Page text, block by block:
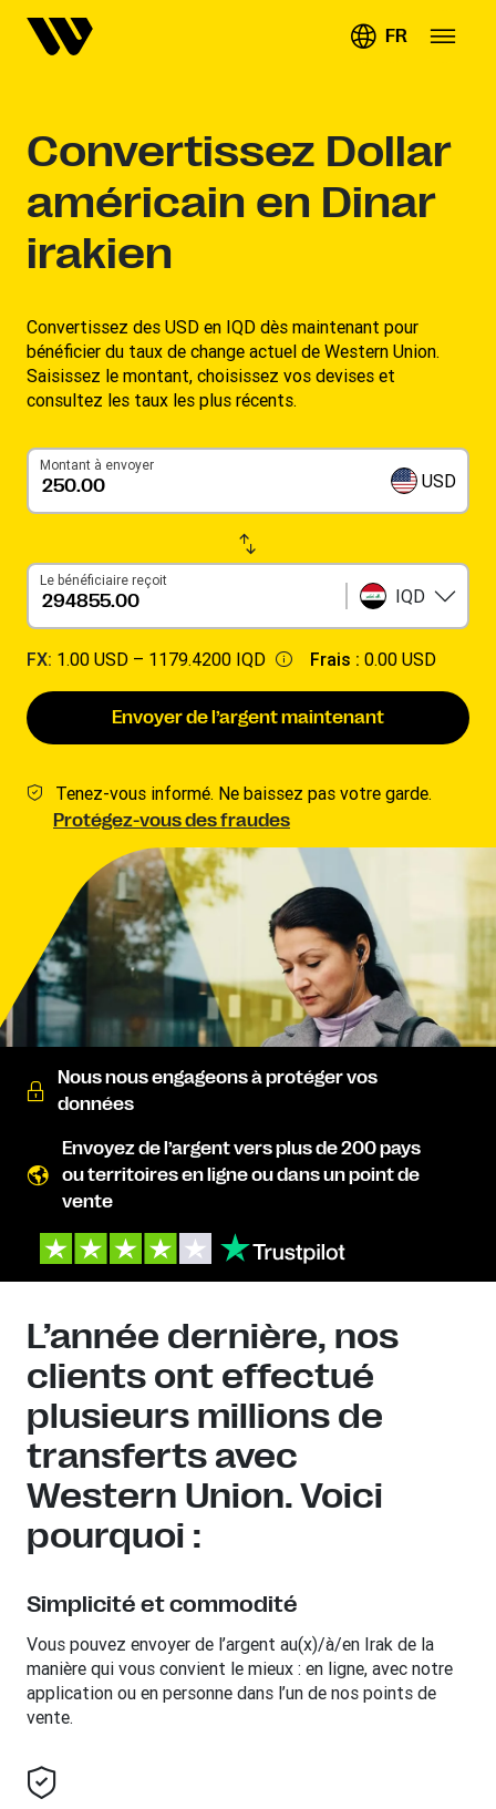
FR
Convertissez Dollar
américain en Dinar
irakien
Convertissez des USD en IQD dès maintenant pour
bénéficier du taux de change actuel de Western Union.
Saisissez le montant, choisissez vos devises et
consultez les taux les plus récents.
Montant à envoyer
USD
Le bénéficiaire reçoit
IQD
FX: 1.00 USD – 1179.4200 IQD Frais : 0.00 USD
Envoyer de l’argent maintenant
Tenez-vous informé. Ne baissez pas votre garde.
Protégez-vous des fraudes
Nous nous engageons à protéger vos
données
Envoyez de l’argent vers plus de 200 pays
ou territoires en ligne ou dans un point de
vente
L’année dernière, nos
clients ont effectué
plusieurs millions de
transferts avec
Western Union. Voici
pourquoi :
Simplicité et commodité
Vous pouvez envoyer de l’argent au(x)/à/en Irak de la
manière qui vous convient le mieux : en ligne, avec notre
application ou en personne dans l’un de nos points de
vente.